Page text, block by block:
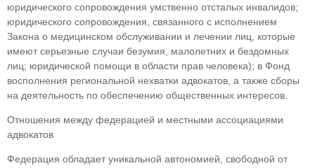
юридического сопровождения умственно отсталых инвалидов;
юридического сопровожде­ния, связанного с исполнением
Закона о меди­цинском обслуживании и лечении лиц, которые
имеют серьезные случаи безумия, малолетних и бездомных
лиц; юридической помощи в области прав человека); в Фонд
восполнения региональ­ной нехватки адвокатов, а также сборы
на дея­тельность по обеспечению общественных инте­ресов.
Отношения между федерацией и местны­ми ассоциациями
адвокатов
Федерация обладает уникальной автоно­мией, свободной от